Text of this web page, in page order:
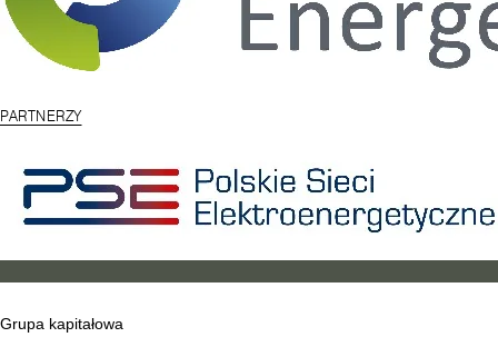
PARTNERZY
Grupa kapitałowa